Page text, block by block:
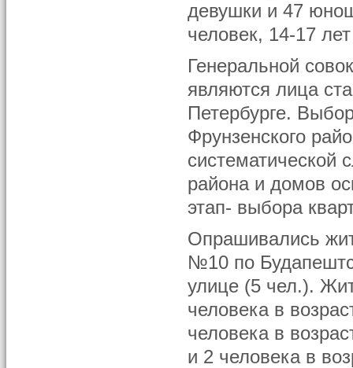
девушки и 47
человек, 14-17
Генеральной
являются лица
Петербурге.
Фрунзенского
систематической
района и домов
этап- выбора
Опрашивались
№10 по
улице (5 чел.).
человека в
человека в
и 2 человека в